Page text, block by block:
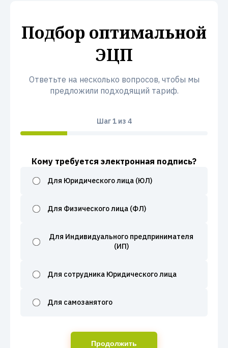
Подбор оптимальной
ЭЦП
Ответьте на несколько вопросов, чтобы мы
предложили подходящий тариф.
Шаг1из 4
Кому требуется электронная подпись?
Для Юридического лица (ЮЛ)
Для Физического лица (ФЛ)
Для Индивидуального предпринимателя
(ИП)
Для сотрудника Юридического лица
Для самозанятого
Продолжить